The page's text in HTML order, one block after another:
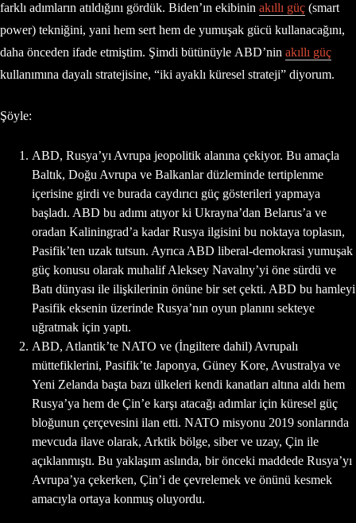
farklı adımların atıldığını gördük. Biden’ın ekibinin akıllı güç (smart
power) tekniğini, yani hem sert hem de yumuşak gücü kullanacağını,
daha önceden ifade etmiştim. Şimdi bütünüyle ABD’nin akıllı güç
kullanımına dayalı stratejisine, “iki ayaklı küresel strateji” diyorum.
Şöyle:
ABD, Rusya’yı Avrupa jeopolitik alanına çekiyor. Bu amaçla
Baltık, Doğu Avrupa ve Balkanlar düzleminde tertiplenme
içerisine girdi ve burada caydırıcı güç gösterileri yapmaya
başladı. ABD bu adımı atıyor ki Ukrayna’dan Belarus’a ve
oradan Kaliningrad’a kadar Rusya ilgisini bu noktaya toplasın,
Pasifik’ten uzak tutsun. Ayrıca ABD liberal-demokrasi yumuşak
güç konusu olarak muhalif Aleksey Navalny’yi öne sürdü ve
Batı dünyası ile ilişkilerinin önüne bir set çekti. ABD bu hamleyi
Pasifik eksenin üzerinde Rusya’nın oyun planını sekteye
uğratmak için yaptı.
ABD, Atlantik’te NATO ve (İngiltere dahil) Avrupalı
müttefiklerini, Pasifik’te Japonya, Güney Kore, Avustralya ve
Yeni Zelanda başta bazı ülkeleri kendi kanatları altına aldı hem
Rusya’ya hem de Çin’e karşı atacağı adımlar için küresel güç
bloğunun çerçevesini ilan etti. NATO misyonu 2019 sonlarında
mevcuda ilave olarak, Arktik bölge, siber ve uzay, Çin ile
açıklanmıştı. Bu yaklaşım aslında, bir önceki maddede Rusya’yı
Avrupa’ya çekerken, Çin’i de çevrelemek ve önünü kesmek
amacıyla ortaya konmuş oluyordu.